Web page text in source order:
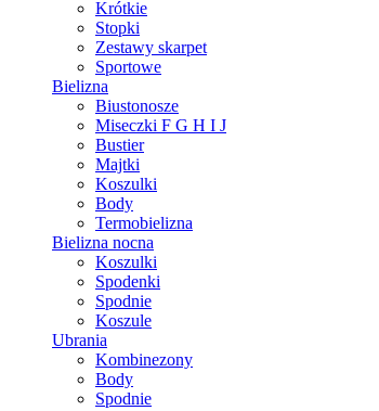
Krótkie
Stopki
Zestawy skarpet
Sportowe
Bielizna
Biustonosze
Miseczki F G H I J
Bustier
Majtki
Koszulki
Body
Termobielizna
Bielizna nocna
Koszulki
Spodenki
Spodnie
Koszule
Ubrania
Kombinezony
Body
Spodnie